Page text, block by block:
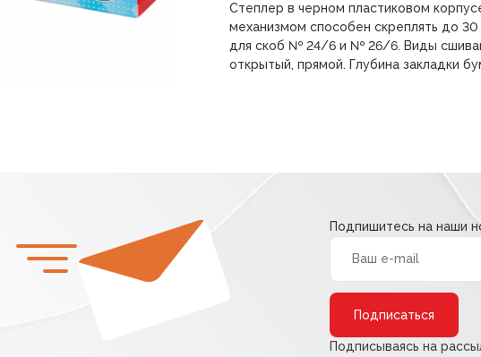
Степлер в черном пластиковом
механизмом способен скреплять до
для скоб № 24/6 и № 26/6. Виды
открытый, прямой. Глубина закладки
Подпишитесь на наши
Подписываясь на